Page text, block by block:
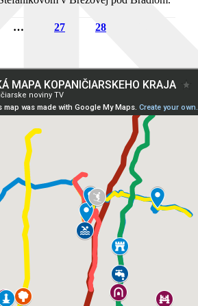
PRE TEBA
… 27 28